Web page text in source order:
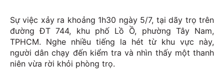
Sự việc xảy ra khoảng 1h30 ngày 5/7, tại dãy trọ trên
đường ĐT 744, khu phố Lồ Ồ, phường Tây Nam,
TPHCM. Nghe nhiều tiếng la hét từ khu vực này,
người dân chạy đến kiểm tra và nhìn thấy một thanh
niên vừa rời khỏi phòng trọ.